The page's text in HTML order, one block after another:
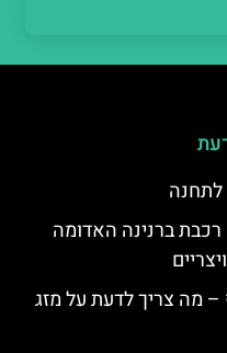
לתחנה
ברנינה האדומה
– מה צריך לדעת על מזג